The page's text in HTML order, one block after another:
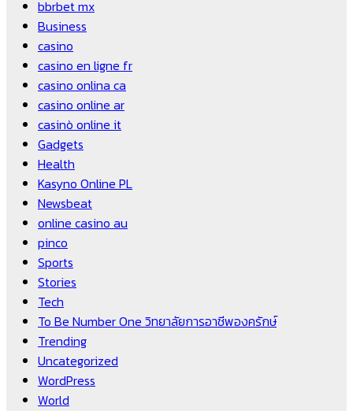
bbrbet mx
Business
casino
casino en ligne fr
casino onlina ca
casino online ar
casinò online it
Gadgets
Health
Kasyno Online PL
Newsbeat
online casino au
pinco
Sports
Stories
Tech
To Be Number One วิทยาลัยการอาชีพองครักษ์
Trending
Uncategorized
WordPress
World